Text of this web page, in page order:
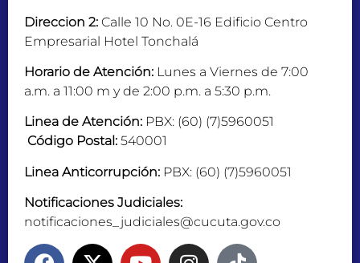
Direccion 2: Calle 10 No. 0E-16 Edificio Centro
Empresarial Hotel Tonchalá
Horario de Atención: Lunes a Viernes de 7:00
a.m. a 11:00 m y de 2:00 p.m. a 5:30 p.m.
Linea de Atención: PBX: (60) (7)5960051
Código Postal: 540001
Linea Anticorrupción: PBX: (60) (7)5960051
Notificaciones Judiciales:
notificaciones_judiciales@cucuta.gov.co